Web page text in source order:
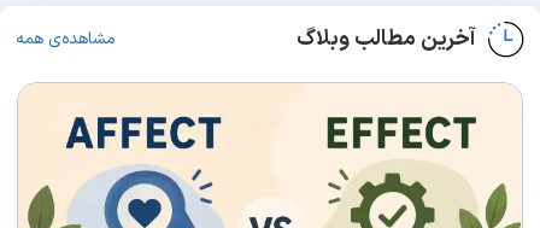
آخرین مطالب وبلاگ مشاهده‌ی همه